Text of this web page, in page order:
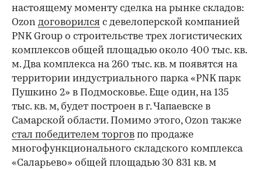
настоящему моменту сделка на рынке складов:
Ozon договорился с девелоперской компанией
PNK Group о строительстве трех логистических
комплексов общей площадью около 400 тыс. кв.
м. Два комплекса на 260 тыс. кв. м появятся на
территории индустриального парка «PNK парк
Пушкино 2» в Подмосковье. Еще один, на 135
тыс. кв. м, будет построен в г. Чапаевске в
Самарской области. Помимо этого, Ozon также
стал победителем торгов по продаже
многофункционального складского комплекса
«Саларьево» общей площадью 30 831 кв. м